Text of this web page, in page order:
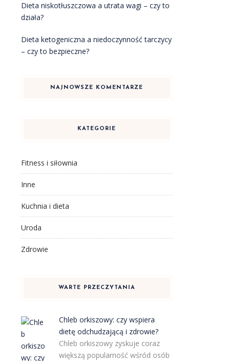
Dieta niskotłuszczowa a utrata wagi – czy to
działa?
Dieta ketogeniczna a niedoczynność tarczycy
– czy to bezpieczne?
NAJNOWSZE KOMENTARZE
KATEGORIE
Fitness i siłownia
Inne
Kuchnia i dieta
Uroda
Zdrowie
WARTE PRZECZYTANIA
Chleb orkiszowy: czy wspiera
dietę odchudzającą i zdrowie?
Chleb orkiszowy zyskuje coraz
większą popularność wśród osób